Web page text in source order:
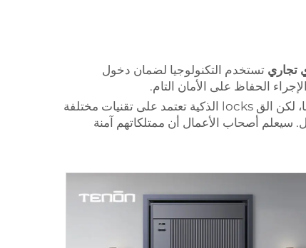
تجاري تستخدم التكنولوجيا لضمان دخول
الحفاظ على الأمان التام.
ذلك لأن من بين الأشياء الرائعة في الق locks الذكية أنها آمنة إلى حد كبير. يمكن اختراق القفل التقليدي أو كسره بطريقة ما، لكن الق locks الذكية تعتمد على تقنيات مختلفة
سيعلم أصحاب الأعمال أن ممتلكاتهم آمنة